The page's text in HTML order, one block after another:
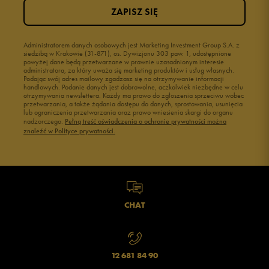
Administratorem danych osobowych jest Marketing Investment Group S.A. z
siedzibą w Krakowie (31-871), os. Dywizjonu 303 paw. 1, udostępnione
powyżej dane będą przetwarzane w prawnie uzasadnionym interesie
administratora, za który uważa się marketing produktów i usług własnych.
Podając swój adres mailowy zgadzasz się na otrzymywanie informacji
handlowych. Podanie danych jest dobrowolne, aczkolwiek niezbędne w celu
otrzymywania newslettera. Każdy ma prawo do zgłoszenia sprzeciwu wobec
przetwarzania, a także żądania dostępu do danych, sprostowania, usunięcia
lub ograniczenia przetwarzania oraz prawo wniesienia skargi do organu
nadzorczego. Pełną treść oświadczenia o ochronie prywatności można
znaleźć w Polityce prywatności.
ZAPISZ SIĘ
CHAT
12 681 84 90